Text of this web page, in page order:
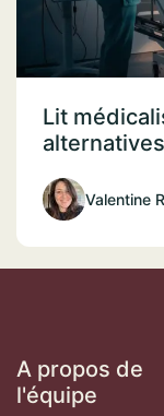
Lit
Valentine
A propos de
l'équipe